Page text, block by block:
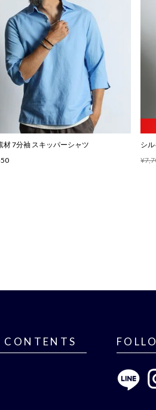
材 7分袖 スキッパーシャツ
シ
CONTENTS